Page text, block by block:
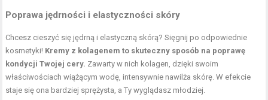
Poprawa jędrności i elastyczności skóry
Chcesz cieszyć się jędrną i elastyczną skórą? Sięgnij po odpowiednie
kosmetyki! Kremy z kolagenem to skuteczny sposób na poprawę
kondycji Twojej cery. Zawarty w nich kolagen, dzięki swoim
właściwościach wiążącym wodę, intensywnie nawilża skórę. W efekcie
staje się ona bardziej sprężysta, a Ty wyglądasz młodziej.